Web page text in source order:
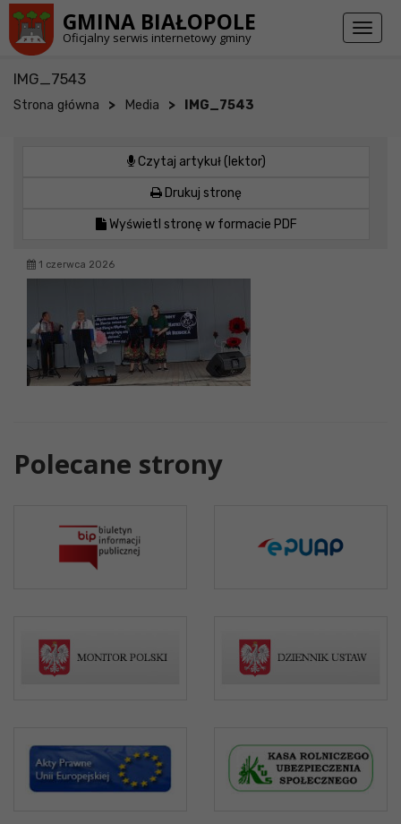
GMINA BIAŁOPOLE
Oficjalny serwis internetowy gminy
Toggle
IMG_7543
Strona główna > Media > IMG_7543
Czytaj artykuł (lektor)
Drukuj stronę
Wyświetl stronę w formacie PDF
1 czerwca 2026
Polecane strony